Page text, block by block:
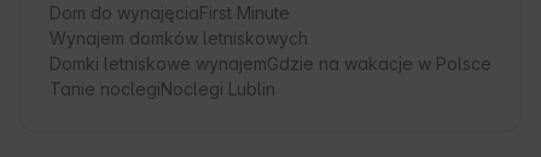
Dom do wynajęciaFirst Minute
Wynajem domków letniskowych
Domki letniskowe wynajemGdzie na wakacje w Polsce
Tanie noclegiNoclegi Lublin